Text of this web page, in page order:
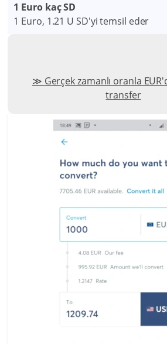
1 Euro kaç SD
1 Euro, 1.21 U SD'yi temsil eder
Gerçek zamanlı oranla
transfer